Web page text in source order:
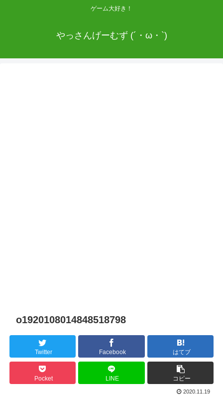
ゲーム大好き！
やっさんげーむず (´・ω・`)
o1920108014848518798
Twitter Facebook はてブ
Pocket LINE コピー
2020.11.19